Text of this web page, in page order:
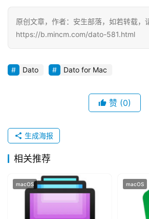
s
a
m
e
u
t
a
原创文章，作者：安生部落，如若转载，
https://b.mincm.com/dato-581.html
Dato Dato for Mac
赞 (0)
生成海报
相关推荐
macOS macOS